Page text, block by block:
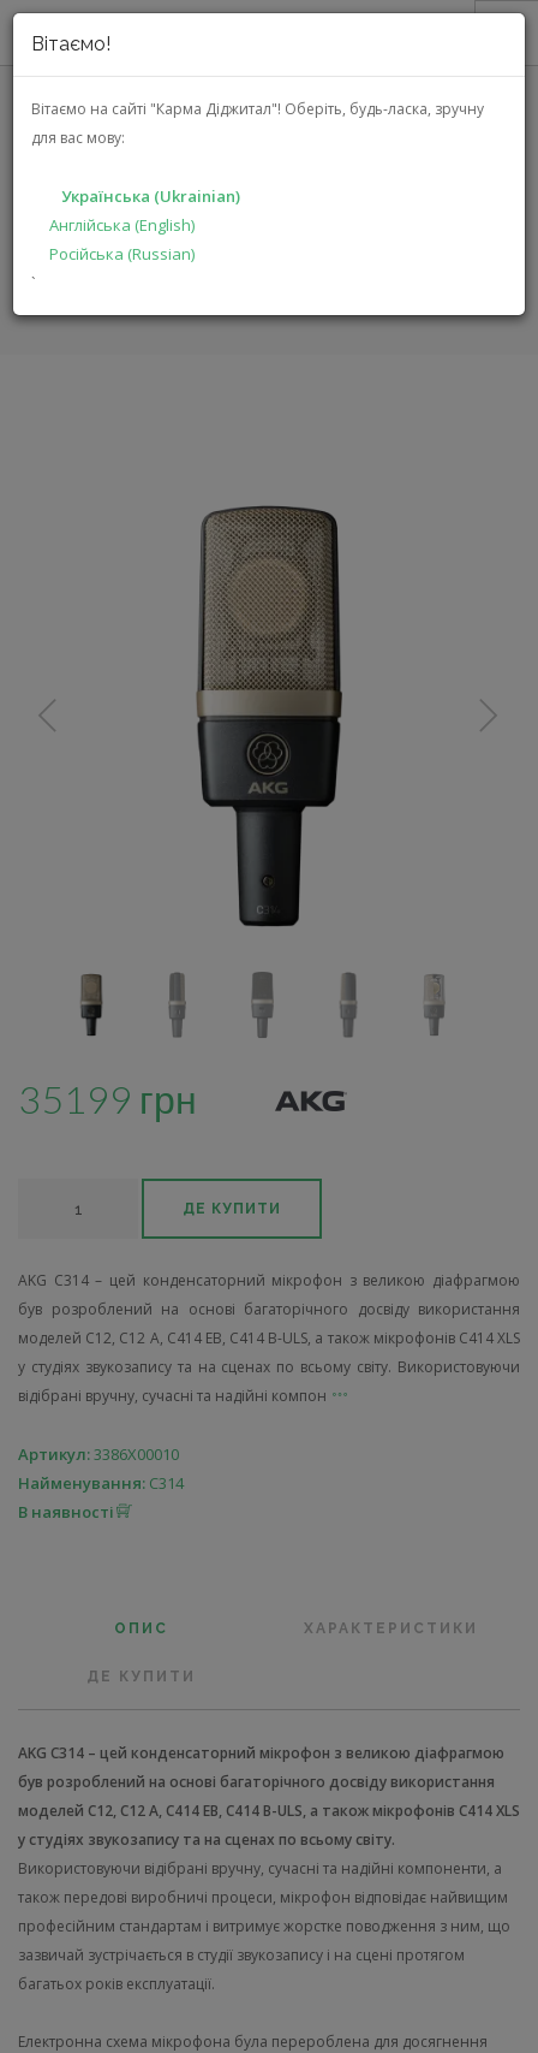
Вітаємо!
Вітаємо на сайті "Карма Діджитал"! Оберіть, будь-ласка, зручну
для вас мову:
Українська (Ukrainian)
Англійська (English)
Російська (Russian)
`
ПРО НАС
АКЦІЇ
РІШЕННЯ
ВИРОБНИКАМ
ГОЛОВНА КАТАЛОГ
C314
35199 грн
ДЕ КУПИТИ
AKG C314 – цей конденсаторний мікрофон з великою діафрагмою
був розроблений на основі багаторічного досвіду використання
моделей C12, C12 A, C414 EB, C414 B-ULS, а також мікрофонів C414 XLS
у студіях звукозапису та на сценах по всьому світу. Використовуючи
відібрані вручну, сучасні та надійні компон
Артикул:3386X00010
Найменування: C314
В наявності
ОПИС ХАРАКТЕРИСТИКИ
ДЕ КУПИТИ
AKG C314 – цей конденсаторний мікрофон з великою діафрагмою
був розроблений на основі багаторічного досвіду використання
моделей C12, C12 A, C414 EB, C414 B-ULS, а також мікрофонів C414 XLS
у студіях звукозапису та на сценах по всьому світу.
Використовуючи відібрані вручну, сучасні та надійні компоненти, а
також передові виробничі процеси, мікрофон відповідає найвищим
професійним стандартам і витримує жорстке поводження з ним, що
зазвичай зустрічається в студії звукозапису і на сцені протягом
багатьох років експлуатації.
Електронна схема мікрофона була перероблена для досягнення